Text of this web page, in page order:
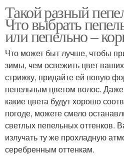
Такой разный
Что выбрать
или пепельно –
Что может быт лучше, чтобы
зимы, чем освежить цвет
стрижку, придайте ей новую
пепельным цветом волос.
какие цвета будут хорошо
погоде, можете смело
светлых пепельных оттенков.
излучать ту же прохладную
серебренным оттенкам.